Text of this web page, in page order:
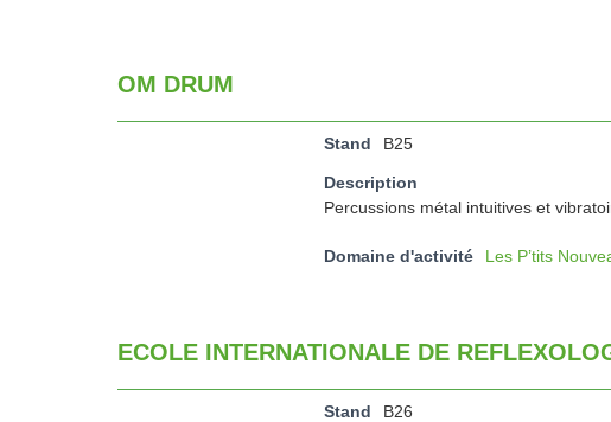
OM DRUM
Stand B25
Description
Percussions métal intuitives et
Domaine d'activité Les P’tits
ECOLE INTERNATIONALE DE
Stand B26